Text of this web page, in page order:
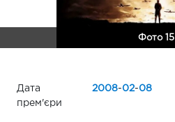
Фото 15
Дата
прем'єри
2008-02-08